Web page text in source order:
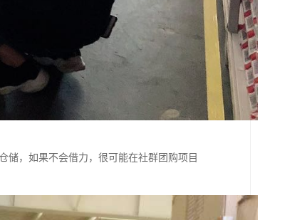
储，如果不会借力，很可能在社群团购项目